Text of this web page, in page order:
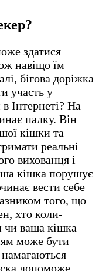
здатися
навіщо їм
бігова доріжка
участь у
Інтернеті? На
палку. Він
кішки та
реальні
вихованця і
кішка порушує
вести себе
того, що
хто коли-
чи ваша кішка
може бути
допоможе